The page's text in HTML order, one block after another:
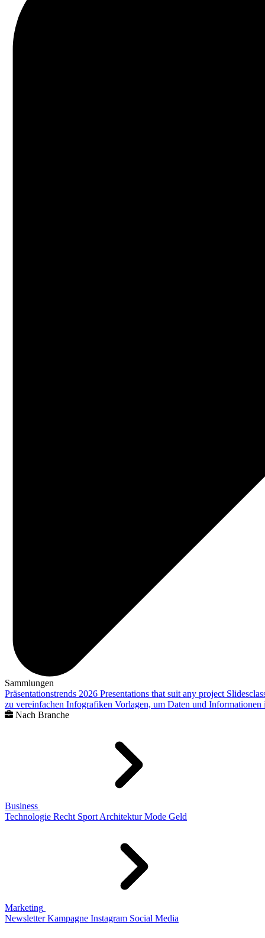
Sammlungen
Präsentationstrends 2026 Presentations that suit any project
zu vereinfachen Infografiken Vorlagen, um Daten und
Nach Branche
Business
Technologie Recht Sport Architektur Mode Geld
Marketing
Newsletter Kampagne Instagram Social Media